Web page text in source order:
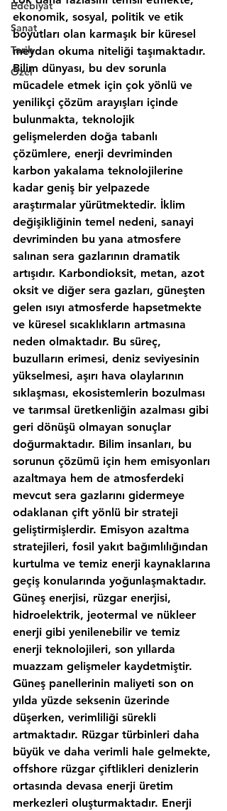
Edebiyat
Sanat
Tarih
Özel